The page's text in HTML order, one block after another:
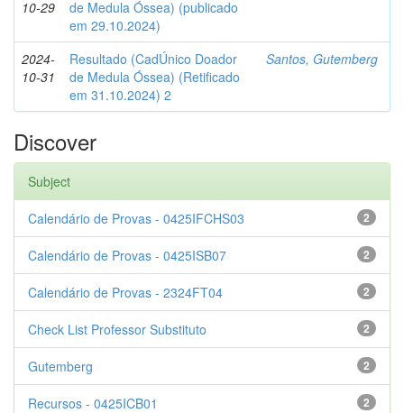
10-29
de Medula Óssea) (publicado
em 29.10.2024)
2024-
10-31
Resultado (CadÚnico Doador
de Medula Óssea) (Retificado
em 31.10.2024) 2
Santos, Gutemberg
Discover
Subject
2
Calendário de Provas - 0425IFCHS03
2
Calendário de Provas - 0425ISB07
2
Calendário de Provas - 2324FT04
2
Check List Professor Substituto
2
Gutemberg
2
Recursos - 0425ICB01